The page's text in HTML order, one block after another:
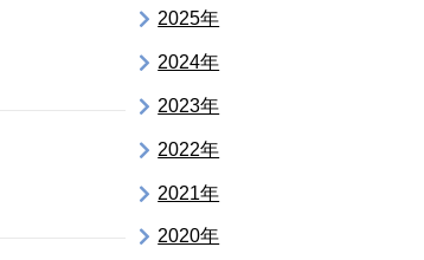
2025年
2024年
2023年
2022年
2021年
2020年